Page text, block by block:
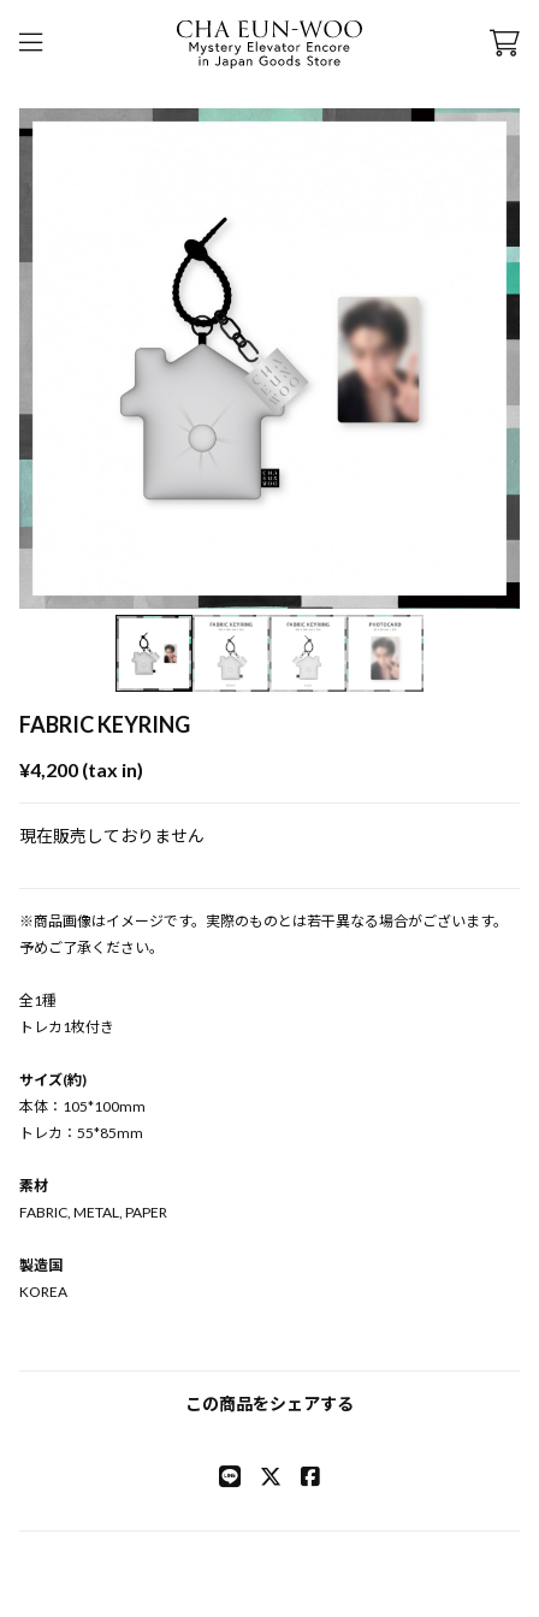
FABRIC KEYRING
¥4,200 (tax in)
現在販売しておりません
※商品画像はイメージです。実際のものとは若干異なる場合がございます。
予めご了承ください。
全1種
トレカ1枚付き
サイズ(約)
本体：105*100mm
トレカ：55*85mm
素材
FABRIC, METAL, PAPER
製造国
KOREA
この商品をシェアする